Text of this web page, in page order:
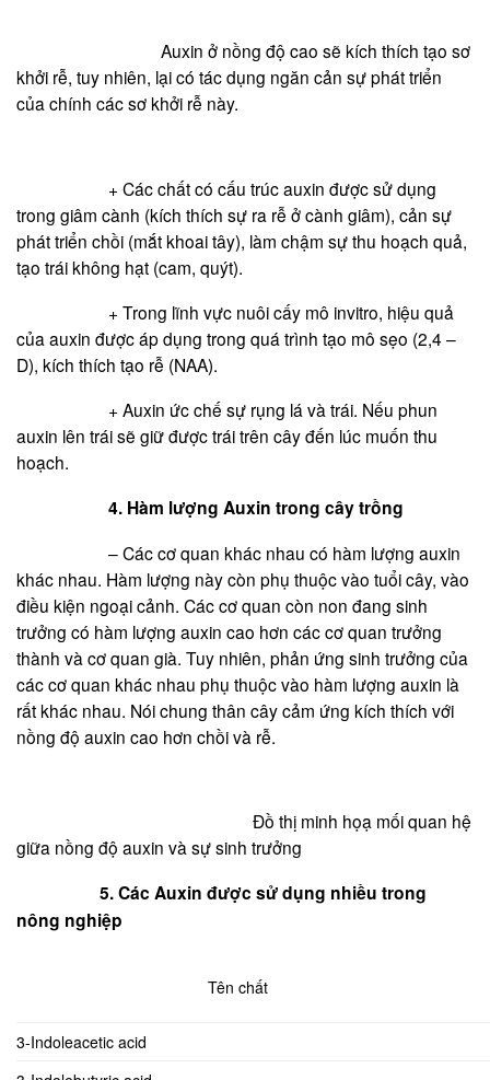
Auxin ở nồng độ cao sẽ kích thích tạo sơ
khởi rễ, tuy nhiên, lại có tác dụng ngăn cản sự phát triển
của chính các sơ khởi rễ này.
+ Các chất có cấu trúc auxin được sử dụng
trong giâm cành (kích thích sự ra rễ ở cành giâm), cản sự
phát triển chồi (mắt khoai tây), làm chậm sự thu hoạch quả,
tạo trái không hạt (cam, quýt).
+ Trong lĩnh vực nuôi cấy mô invitro, hiệu quả
của auxin được áp dụng trong quá trình tạo mô sẹo (2,4 –
D), kích thích tạo rễ (NAA).
+ Auxin ức chế sự rụng lá và trái. Nếu phun
auxin lên trái sẽ giữ được trái trên cây đến lúc muốn thu
hoạch.
4. Hàm lượng Auxin trong cây trồng
– Các cơ quan khác nhau có hàm lượng auxin
khác nhau. Hàm lượng này còn phụ thuộc vào tuổi cây, vào
điều kiện ngoại cảnh. Các cơ quan còn non đang sinh
trưởng có hàm lượng auxin cao hơn các cơ quan trưởng
thành và cơ quan già. Tuy nhiên, phản ứng sinh trưởng của
các cơ quan khác nhau phụ thuộc vào hàm lượng auxin là
rất khác nhau. Nói chung thân cây cảm ứng kích thích với
nồng độ auxin cao hơn chồi và rễ.
Đồ thị minh họạ mối quan hệ
giữa nồng độ auxin và sự sinh trưởng
5. Các Auxin được sử dụng nhiều trong
nông nghiệp
Tên chất
3-Indoleacetic acid